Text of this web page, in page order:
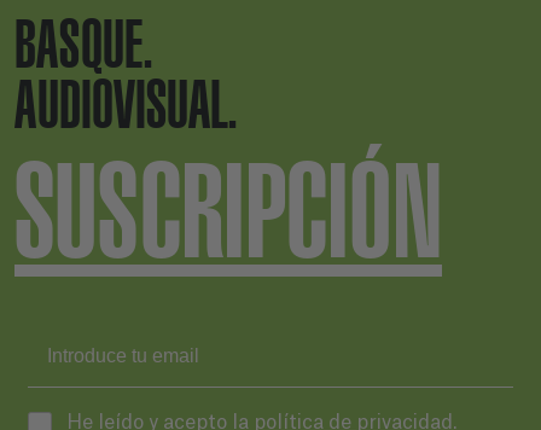
BASQUE.
AUDIOVISUAL.
SUSCRIPCIÓN
He leído y acepto la política de privacidad .